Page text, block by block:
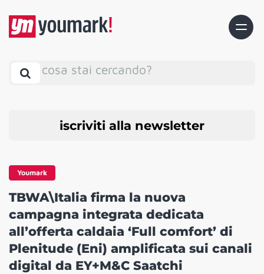
cosa stai cercando?
iscriviti alla newsletter
Youmark
TBWA\Italia firma la nuova
campagna integrata dedicata
all’offerta caldaia ‘Full comfort’ di
Plenitude (Eni) amplificata sui canali
digital da EY+M&C Saatchi